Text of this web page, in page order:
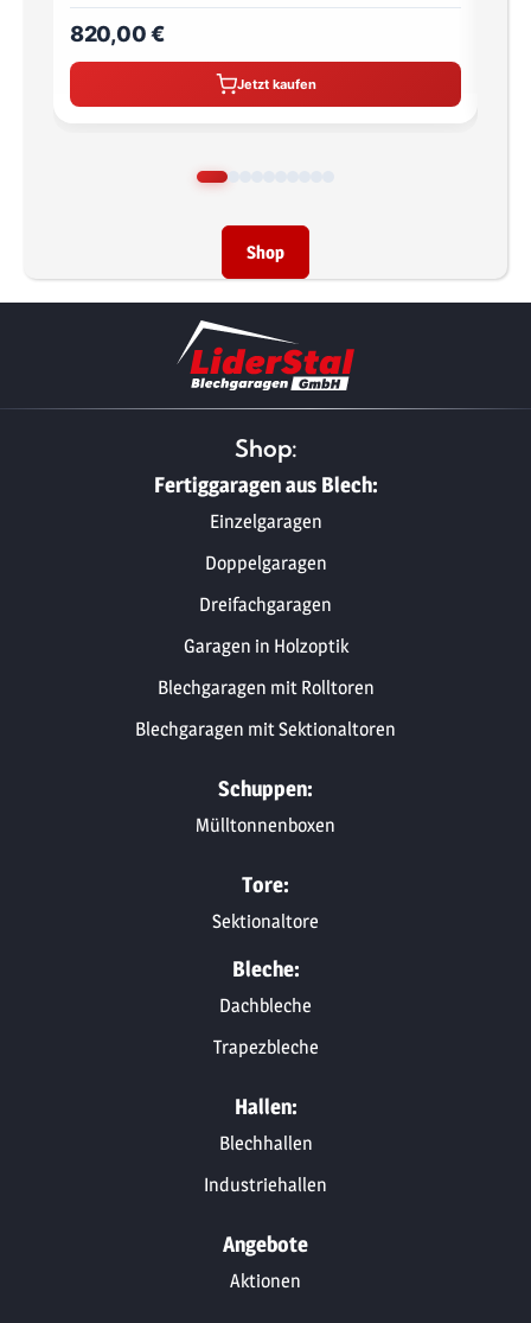
820,00 €
Jetzt kaufen
Shop
Shop:
Fertiggaragen aus Blech:
Einzelgaragen
Doppelgaragen
Dreifachgaragen
Garagen in Holzoptik
Blechgaragen mit Rolltoren
Blechgaragen mit Sektionaltoren
Schuppen:
Mülltonnenboxen
Tore:
Sektionaltore
Bleche:
Dachbleche
Trapezbleche
Hallen:
Blechhallen
Industriehallen
Angebote
Aktionen